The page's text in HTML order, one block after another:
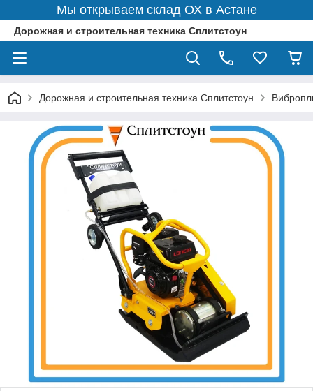
Мы открываем склад ОХ в Астане
Дорожная и строительная техника Сплитстоун
Дорожная и строительная техника Сплитстоун